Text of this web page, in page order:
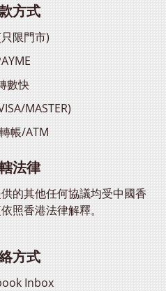
方式
限門市)
數快
MASTER)
帳/ATM
法律
的其他任何協議均受中國香
照香港法律解釋。
方式
Inbox